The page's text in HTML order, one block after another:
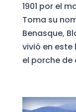
1901 por el
Toma su
Benasque,
vivió en este
el porche de